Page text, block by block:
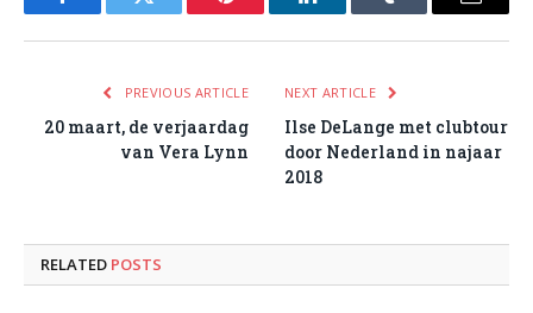
FacebookTwitter Pinterest LinkedInTumblr Email
PREVIOUS ARTICLE
20 maart, de verjaardag
van Vera Lynn
NEXT ARTICLE
Ilse DeLange met clubtour
door Nederland in najaar
2018
RELATED POSTS